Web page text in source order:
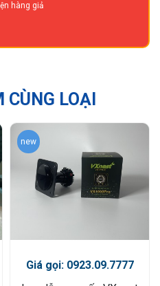
hàng giả
LOẠI
new
Giá gọi: 0923.09.7777